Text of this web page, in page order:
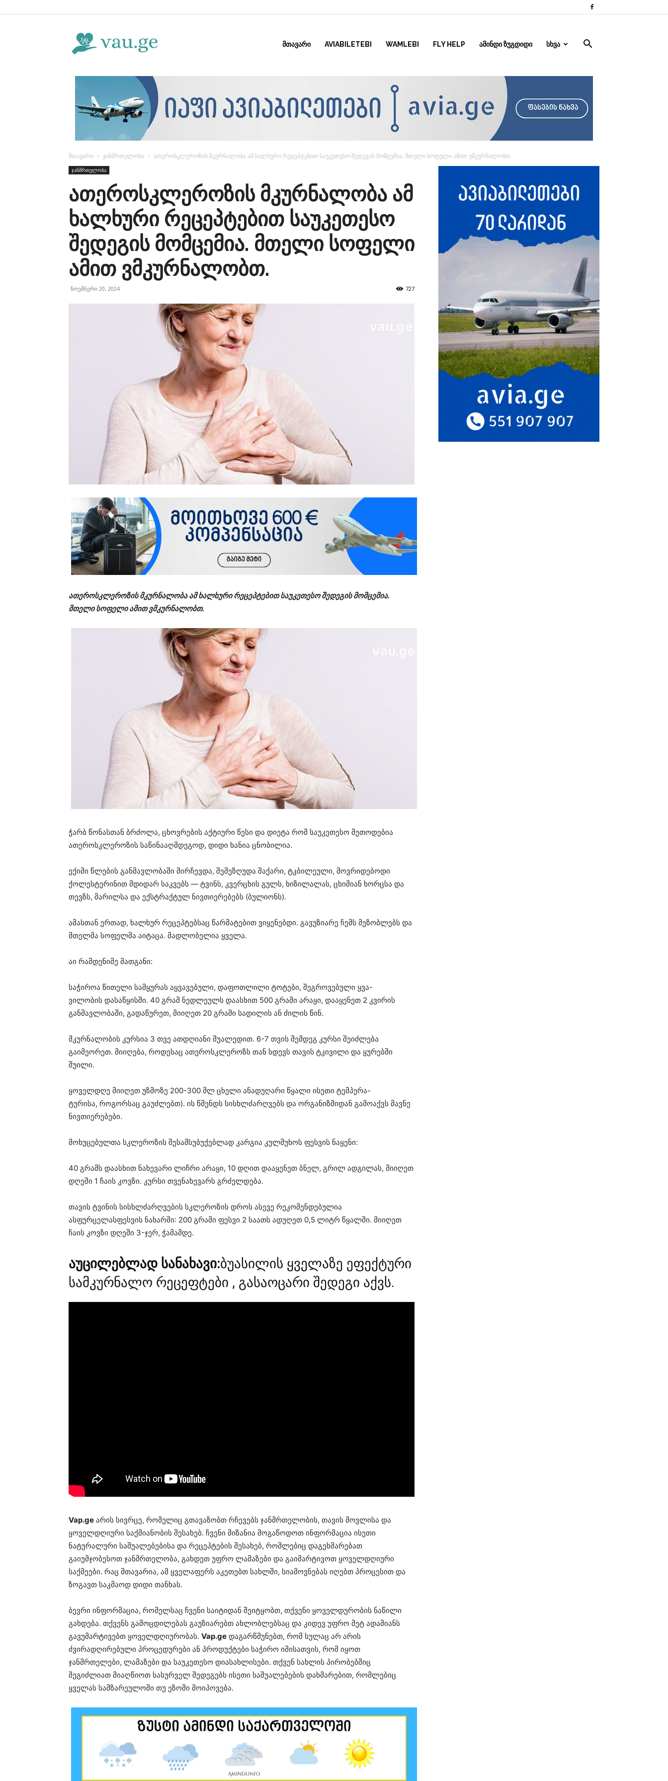
ᲛᲗᲐᲕᲐᲠᲘ AVIABILETEBI WAMLEBI FLY HELP ᲐᲛᲘᲜᲓᲘ ᲖᲣᲒᲓᲘᲓᲘ ᲡᲮᲕᲐ
მთავარი ჯანმრთელობა ათეროსკლეროზის მკურნალობა ამ ხალხური რეცეპტებით საუკეთესო შედეგის მომცემია. მთელი სოფელი ამით ვმკურნალობთ.
ჯანმრთელობა
ათეროსკლეროზის მკურნალობა ამ
ხალხური რეცეპტებით საუკეთესო
შედეგის მომცემია. მთელი სოფელი
ამით ვმკურნალობთ.
ნოემბერი 20, 2024 727
ათეროსკლეროზის მკურნალობა ამ ხალხური რეცეპტებით საუკეთესო შედეგის მომცემია.
მთელი სოფელი ამით ვმკურნალობთ.
ჭარბ წონასთან ბრძოლა, ცხოვრების აქტიური წესი და დიეტა რომ საუკეთესო მეთოდებია
ათეროსკლეროზის საწინააღმდეგოდ, დიდი ხანია ცნობილია.
ექიმი წლების განმავლობაში მირჩევდა, შემეზღუდა შაქარი, ტკბილეული, მოვრიდებოდი
ქოლესტერინით მდიდარ საკვებს — ტვინს, კვერცხის გულს, ხიზილალას, ცხიმიან ხორცსა და
თევზს, მარილსა და ექსტრაქტულ ნივთიერებებს (ბულიონს).
ამასთან ერთად, ხალხურ რეცეპტებსაც წარმატებით ვიყენებდი. გავუზიარე ჩემს მეზობლებს და
მთელმა სოფელმა აიტაცა. მადლობელია ყველა.
აი რამდენიმე მათგანი:
საჭიროა წითელი სამყურას აყვავებული, დაფოთლილი ტოტები, შეგროვებული ყვა-
ვილობის დასაწყისში. 40 გრამ ნედლეულს დაასხით 500 გრამი არაყი, დააყენეთ 2 კვირის
განმავლობაში, გადაწურეთ, მიიღეთ 20 გრამი სადილის ან ძილის წინ.
მკურნალობის კურსია 3 თვე ათდღიანი შუალედით. 6-7 თვის შემდეგ კურსი შეიძლება
გაიმეორეთ. მიიღება, როდესაც ათეროსკლეროზს თან სდევს თავის ტკივილი და ყურებში
შუილი.
ყოველდღე მიიღეთ უზმოზე 200-300 მლ ცხელი ანადუღარი წყალი ისეთი ტემპერა-
ტურისა, როგორსაც გაუძლებთ). ის წმენდს სისხლძარღვებს და ორგანიზმიდან გამოაქვს მავნე
ნივთიერებები.
მოხუცებულთა სკლეროზის შესამსუბუქებლად კარგია კულმუხოს ფესვის ნაყენი:
40 გრამს დაასხით ნახევარი ლიჩრი არაყი, 10 დღით დააყენეთ ბნელ, გრილ ადგილას, მიიღეთ
დღეში 1 ჩაის კოვზი. კურსი თვენახევარს გრძელდება.
თავის ტვინის სისხლძარღვების სკლეროზის დროს ასევე რეკომენდებულია
ასფურცელასფესვის ნახარში: 200 გრამი ფესვი 2 საათს ადუღეთ 0,5 ლიტრ წყალში. მიიღეთ
ჩაის კოვზი დღეში 3-ჯერ, ჭამამდე.
აუცილებლად სანახავი:ბუასილის ყველაზე ეფექტური
სამკურნალო რეცეფტები , გასაოცარი შედეგი აქვს.
Vap.ge არის სივრცე, რომელიც გთავაზობთ რჩევებს ჯანმრთელობის, თავის მოვლისა და
ყოველდღიური საქმიანობის შესახებ. ჩვენი მიზანია მოგაწოდოთ ინფორმაცია ისეთი
ნატურალური საშუალებებისა და რეცეპტების შესახებ, რომლებიც დაგეხმარებათ
გაიუმჯობესოთ ჯანმრთელობა, გახდეთ უფრო ლამაზები და გაიმარტივოთ ყოველდღიური
საქმეები. რაც მთავარია, ამ ყველაფერს აკეთებთ სახლში, სიამოვნებას იღებთ პროცესით და
ზოგავთ საკმაოდ დიდი თანხას.
ბევრი ინფორმაცია, რომელსაც ჩვენი საიტიდან შეიტყობთ, თქვენი ყოველდურობის ნაწილი
გახდება. თქვენს გამოცდილებას გაუზიარებთ ახლობლებსაც და კიდევ უფრო მეტ ადამიანს
გავუმარტივებთ ყოველდღიურობას. Vap.ge დაგარწმუნებთ, რომ სულაც არ არის
ძვირადღირებული პროცედურები ან პროდუქტები საჭირო იმისათვის, რომ იყოთ
ჯანმრთელები, ლამაზები და საუკეთესო დიასახლისები. თქვენ სახლის პირობებშიც
შეგიძლიათ მიაღწიოთ სასურველ შედეგებს ისეთი საშუალებების დახმარებით, რომლებიც
ყველას სამზარეულოში თუ ეზოში მოიპოვება.